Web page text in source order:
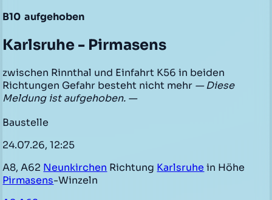
B10 aufgehoben
Karlsruhe - Pirmasens
zwischen Rinnthal und Einfahrt K56 in beiden
Richtungen Gefahr besteht nicht mehr — Diese
Meldung ist aufgehoben. —
Baustelle
24.07.26, 12:25
A8, A62 Neunkirchen Richtung Karlsruhe in Höhe
Pirmasens-Winzeln